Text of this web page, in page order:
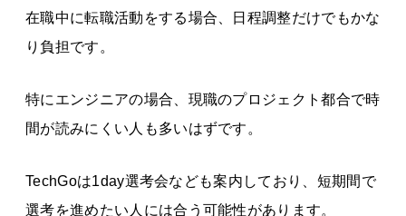
在職中に転職活動をする場合、日程調整だけでもかな
り負担です。
特にエンジニアの場合、現職のプロジェクト都合で時
間が読みにくい人も多いはずです。
TechGoは1day選考会なども案内しており、短期間で
選考を進めたい人には合う可能性があります。